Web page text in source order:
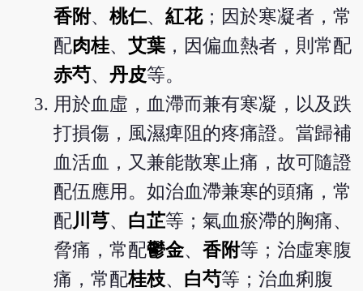
香附、桃仁、紅花；因於寒凝者，常
配肉桂、艾葉 ，因偏血熱者，則常配
赤芍、丹皮等。
用於血虛，血滯而兼有寒凝，以及跌
打損傷，風濕痺阻的疼痛證。當歸補
血活血，又兼能散寒止痛，故可隨證
配伍應用。如治血滯兼寒的頭痛，常
配川芎、 白芷等；氣血瘀滯的胸痛、
脅痛，常配鬱金、香附等；治虛寒腹
痛，常配桂枝、 白芍等；治血痢腹